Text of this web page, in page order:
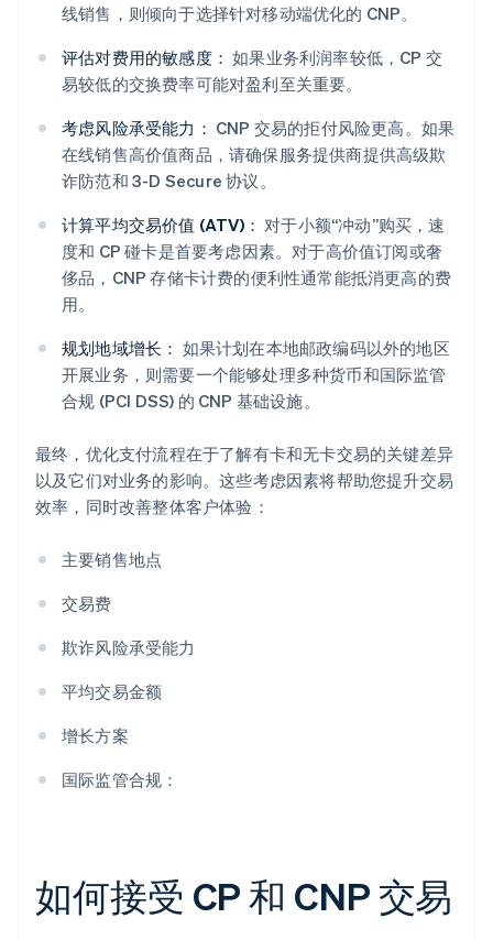
线销售，则倾向于选择针对移动端优化的 CNP。
评估对费用的敏感度： 如果业务利润率较低，CP 交
易较低的交换费率可能对盈利至关重要。
考虑风险承受能力： CNP 交易的拒付风险更高。如果
在线销售高价值商品，请确保服务提供商提供高级欺
诈防范和 3-D Secure 协议。
计算平均交易价值 (ATV)： 对于小额“冲动”购买，速
度和 CP 碰卡是首要考虑因素。对于高价值订阅或奢
侈品，CNP 存储卡计费的便利性通常能抵消更高的费
用。
规划地域增长： 如果计划在本地邮政编码以外的地区
开展业务，则需要一个能够处理多种货币和国际监管
合规 (PCI DSS) 的 CNP 基础设施。
最终，优化支付流程在于了解有卡和无卡交易的关键差异
以及它们对业务的影响。这些考虑因素将帮助您提升交易
效率，同时改善整体客户体验：
主要销售地点
交易费
欺诈风险承受能力
平均交易金额
增长方案
国际监管合规：
如何接受 CP 和 CNP 交易